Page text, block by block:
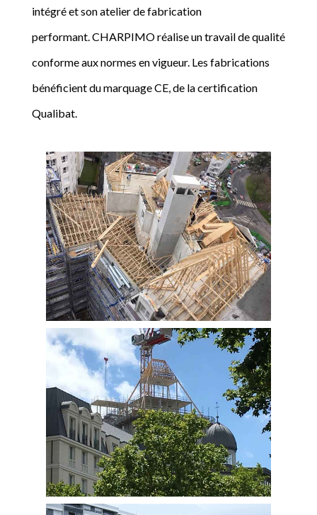
intégré et son atelier de fabrication
performant. CHARPIMO réalise un travail de qualité
conforme aux normes en vigueur. Les fabrications
bénéficient du marquage CE, de la certification
Qualibat.